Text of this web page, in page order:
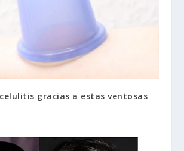
gracias a estas ventosas